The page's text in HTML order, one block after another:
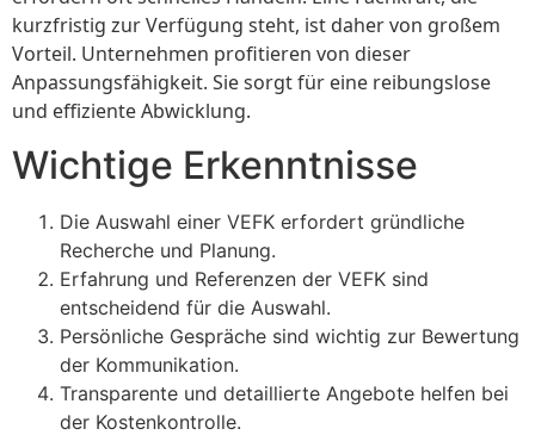
kurzfristig zur Verfügung steht, ist daher von großem
Vorteil. Unternehmen profitieren von dieser
Anpassungsfähigkeit. Sie sorgt für eine reibungslose
und effiziente Abwicklung.
Wichtige Erkenntnisse
Die Auswahl einer VEFK erfordert gründliche
Recherche und Planung.
Erfahrung und Referenzen der VEFK sind
entscheidend für die Auswahl.
Persönliche Gespräche sind wichtig zur Bewertung
der Kommunikation.
Transparente und detaillierte Angebote helfen bei
der Kostenkontrolle.